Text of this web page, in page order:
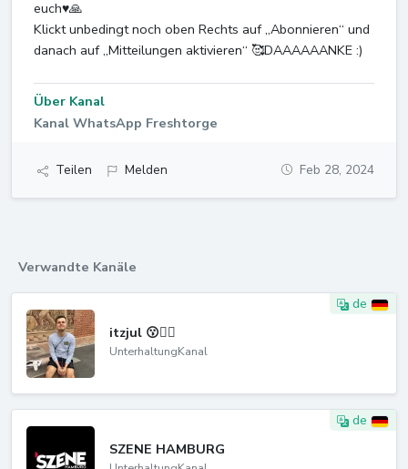
euch♥️🙏
Klickt unbedingt noch oben Rechts auf „Abonnieren“ und
danach auf „Mitteilungen aktivieren“ 🥰DAAAAAANKE :)
Über Kanal
Kanal WhatsApp Freshtorge
Teilen Melden Feb 28, 2024
Verwandte Kanäle
de
itzjul 😗✌🏼
UnterhaltungKanal
de
SZENE HAMBURG